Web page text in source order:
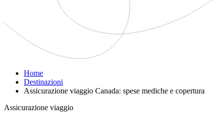
Home
Destinazioni
Assicurazione viaggio Canada: spese mediche e copertura
Assicurazione viaggio